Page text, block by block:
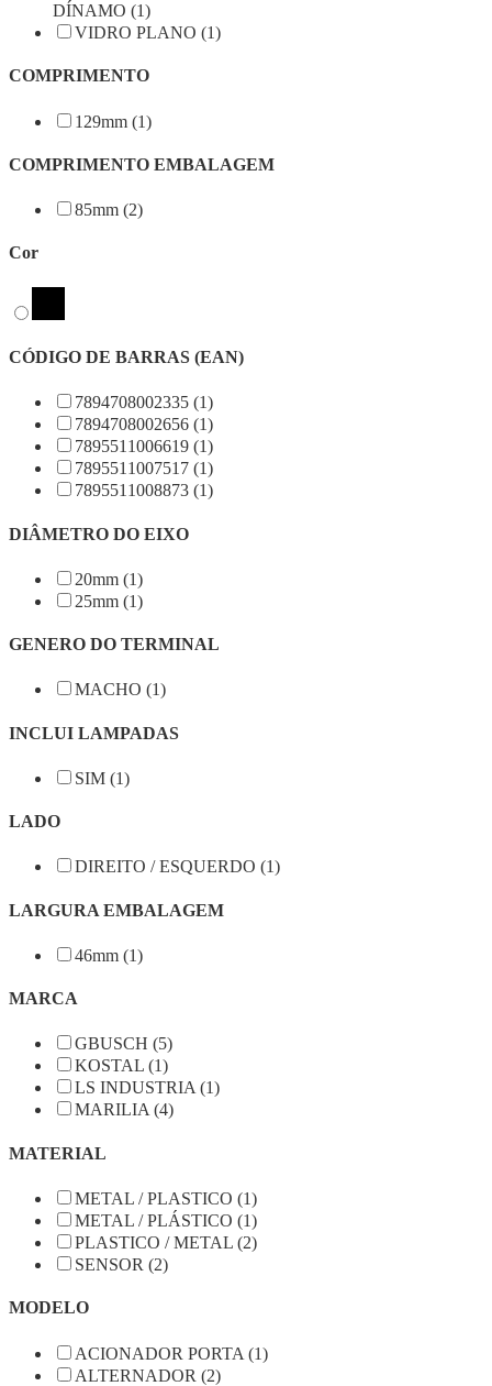
DÍNAMO (1)
VIDRO PLANO (1)
COMPRIMENTO
129mm (1)
COMPRIMENTO EMBALAGEM
85mm (2)
Cor
CÓDIGO DE BARRAS (EAN)
7894708002335 (1)
7894708002656 (1)
7895511006619 (1)
7895511007517 (1)
7895511008873 (1)
DIÂMETRO DO EIXO
20mm (1)
25mm (1)
GENERO DO TERMINAL
MACHO (1)
INCLUI LAMPADAS
SIM (1)
LADO
DIREITO / ESQUERDO (1)
LARGURA EMBALAGEM
46mm (1)
MARCA
GBUSCH (5)
KOSTAL (1)
LS INDUSTRIA (1)
MARILIA (4)
MATERIAL
METAL / PLASTICO (1)
METAL / PLÁSTICO (1)
PLASTICO / METAL (2)
SENSOR (2)
MODELO
ACIONADOR PORTA (1)
ALTERNADOR (2)